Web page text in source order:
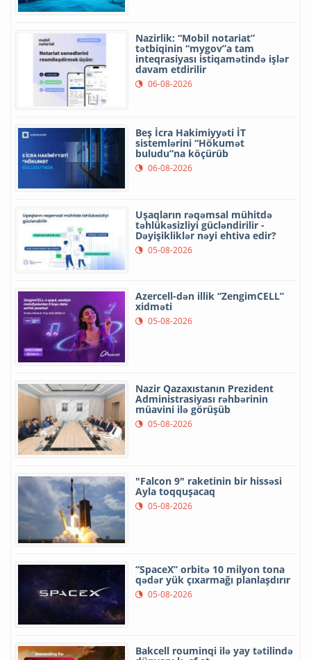
Nazirlik: “Mobil notariat”
tətbiqinin “mygov”a tam
inteqrasiyası istiqamətində işlər
davam etdirilir
06-08-2026
Beş İcra Hakimiyyəti İT
sistemlərini “Hökumət
buludu”na köçürüb
06-08-2026
Uşaqların rəqəmsal mühitdə
təhlükəsizliyi gücləndirilir -
Dəyişikliklər nəyi ehtiva edir?
05-08-2026
Azercell-dən illik “ZengimCELL”
xidməti
05-08-2026
Nazir Qazaxıstanın Prezident
Administrasiyası rəhbərinin
müavini ilə görüşüb
05-08-2026
"Falcon 9" raketinin bir hissəsi
Ayla toqquşacaq
05-08-2026
“SpaceX” orbitə 10 milyon tona
qədər yük çıxarmağı planlaşdırır
05-08-2026
Bakcell rouminqi ilə yay tətilində